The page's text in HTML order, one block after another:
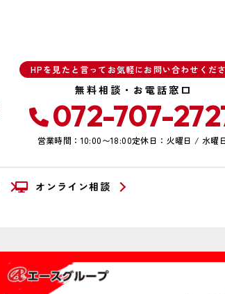
HPを見たと言ってお気軽にお問い合わせくだ
無料相談・お電話窓口
072-707-
営業時間：10:00〜18:00定休日：火曜日 / 水曜
オンライン相談